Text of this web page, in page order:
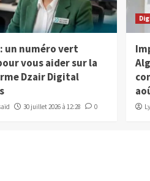
un numéro vert
vous aider sur la
Dzair Digital
30 juillet 2026 à 12:28 0